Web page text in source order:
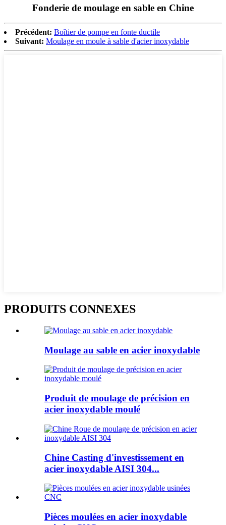
Fonderie de moulage en sable en Chine
Précédent: Boîtier de pompe en fonte ductile
Suivant: Moulage en moule à sable d'acier inoxydable
PRODUITS CONNEXES
Moulage au sable en acier inoxydable
Produit de moulage de précision en
acier inoxydable moulé
Chine Casting d'investissement en
acier inoxydable AISI 304...
Pièces moulées en acier inoxydable